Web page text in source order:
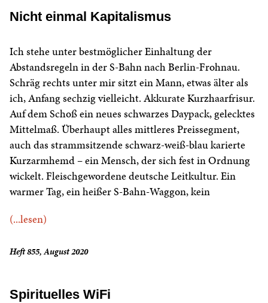
Nicht einmal Kapitalismus
Ich stehe unter bestmöglicher Einhaltung der
Abstandsregeln in der S-Bahn nach Berlin-Frohnau.
Schräg rechts unter mir sitzt ein Mann, etwas älter als
ich, Anfang sechzig vielleicht. Akkurate Kurzhaarfrisur.
Auf dem Schoß ein neues schwarzes Daypack, gelecktes
Mittelmaß. Überhaupt alles mittleres Preissegment,
auch das strammsitzende schwarz-weiß-blau karierte
Kurzarmhemd – ein Mensch, der sich fest in Ordnung
wickelt. Fleischgewordene deutsche Leitkultur. Ein
warmer Tag, ein heißer S-Bahn-Waggon, kein
(...lesen)
Heft 855, August 2020
Spirituelles WiFi